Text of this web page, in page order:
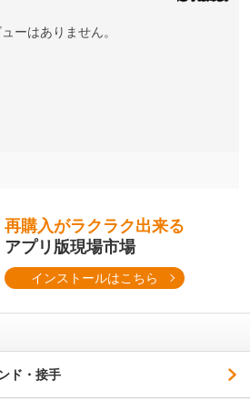
ーはありません。
再購入がラクラク出来る
アプリ版現場市場
インストールはこちら
ド・接手